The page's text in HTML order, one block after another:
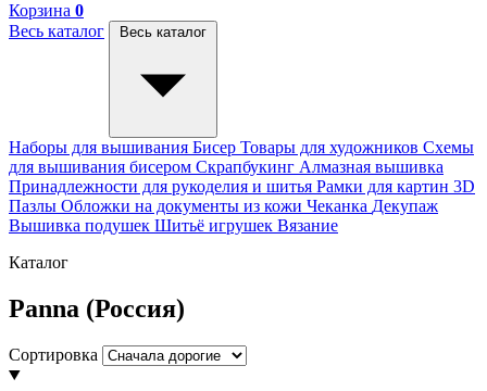
Корзина 0
Весь каталог
Весь каталог
Наборы для вышивания Бисер Товары для художников Схемы
для вышивания бисером Скрапбукинг Алмазная вышивка
Принадлежности для рукоделия и шитья Рамки для картин 3D
Пазлы Обложки на документы из кожи Чеканка Декупаж
Вышивка подушек Шитьё игрушек Вязание
Каталог
Panna (Россия)
Сортировка